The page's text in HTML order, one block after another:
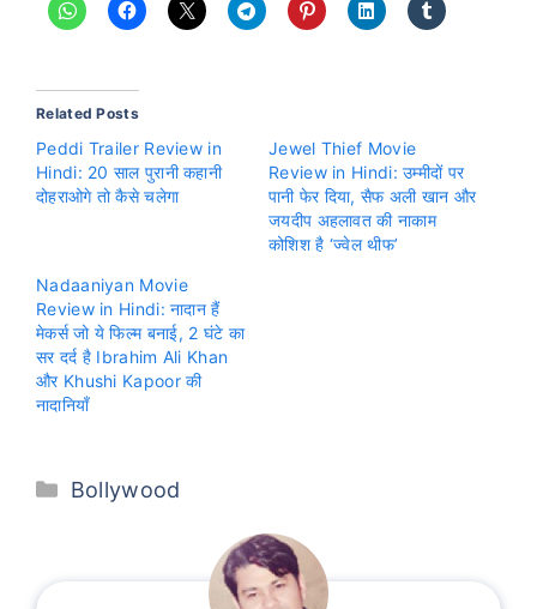
Related Posts
Peddi Trailer Review in
Hindi: 20 साल पुरानी कहानी
दोहराओगे तो कैसे चलेगा
Jewel Thief Movie
Review in Hindi: उम्मीदों पर
पानी फेर दिया, सैफ अली खान और
जयदीप अहलावत की नाकाम
कोशिश है ‘ज्वेल थीफ’
Nadaaniyan Movie
Review in Hindi: नादान हैं
मेकर्स जो ये फिल्म बनाई, 2 घंटे का
सर दर्द है Ibrahim Ali Khan
और Khushi Kapoor की
नादानियाँ
Categories
Bollywood